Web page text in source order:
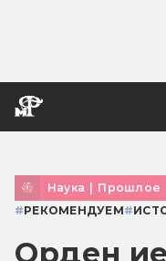
Наука | Прошлое
#РЕКОМЕНДУЕМ#
Орден